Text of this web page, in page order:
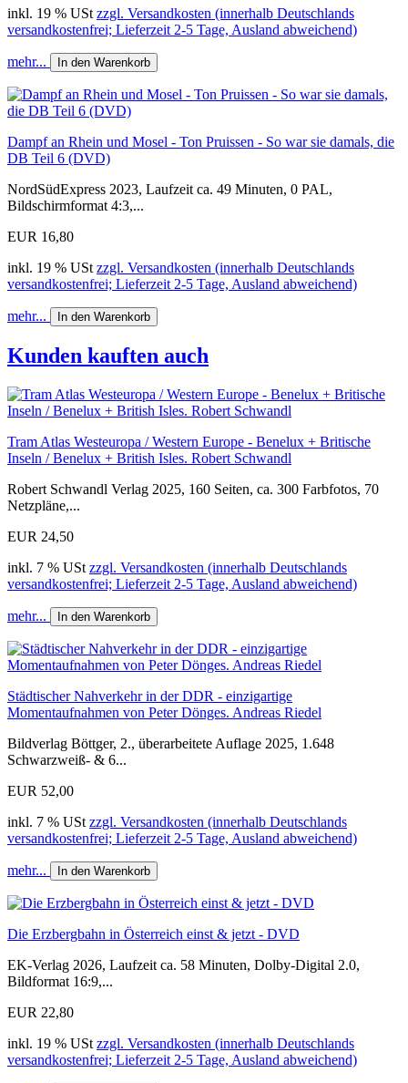
inkl. 19 % USt zzgl. Versandkosten (innerhalb Deutschlands
versandkostenfrei; Lieferzeit 2-5 Tage, Ausland abweichend)
mehr... In den Warenkorb
Dampf an Rhein und Mosel - Ton Pruissen - So war sie damals, die
DB Teil 6 (DVD)
NordSüdExpress 2023, Laufzeit ca. 49 Minuten, 0 PAL,
Bildschirmformat 4:3,...
EUR 16,80
inkl. 19 % USt zzgl. Versandkosten (innerhalb Deutschlands
versandkostenfrei; Lieferzeit 2-5 Tage, Ausland abweichend)
mehr... In den Warenkorb
Kunden kauften auch
Tram Atlas Westeuropa / Western Europe - Benelux + Britische
Inseln / Benelux + British Isles. Robert Schwandl
Robert Schwandl Verlag 2025, 160 Seiten, ca. 300 Farbfotos, 70
Netzpläne,...
EUR 24,50
inkl. 7 % USt zzgl. Versandkosten (innerhalb Deutschlands
versandkostenfrei; Lieferzeit 2-5 Tage, Ausland abweichend)
mehr... In den Warenkorb
Städtischer Nahverkehr in der DDR - einzigartige
Momentaufnahmen von Peter Dönges. Andreas Riedel
Bildverlag Böttger, 2., überarbeitete Auflage 2025, 1.648
Schwarzweiß- & 6...
EUR 52,00
inkl. 7 % USt zzgl. Versandkosten (innerhalb Deutschlands
versandkostenfrei; Lieferzeit 2-5 Tage, Ausland abweichend)
mehr... In den Warenkorb
Die Erzbergbahn in Österreich einst & jetzt - DVD
EK-Verlag 2026, Laufzeit ca. 58 Minuten, Dolby-Digital 2.0,
Bildformat 16:9,...
EUR 22,80
inkl. 19 % USt zzgl. Versandkosten (innerhalb Deutschlands
versandkostenfrei; Lieferzeit 2-5 Tage, Ausland abweichend)